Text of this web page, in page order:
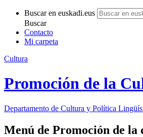
Buscar en euskadi.eus
Buscar
Contacto
Mi carpeta
Cultura
Promoción de la
Departamento de Cultura y Política
Menú de Promoción de la